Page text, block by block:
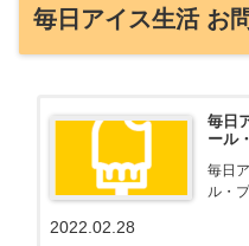
毎日アイス生活 お
毎日
ール
毎日
ル・
2022.02.28